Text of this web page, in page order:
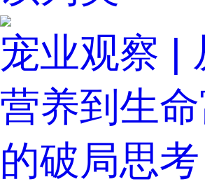
宠业观察 |
营养到生
的破局思考